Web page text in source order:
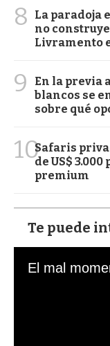
8
La paradoja
no
Livramento
9
En la previa
blancos se
sobre qué
10Safaris
de US$
premium
Te puede